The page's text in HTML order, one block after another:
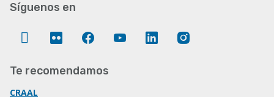
Síguenos en
Twitter Flickr FacebookYouTube LinkedIn
Te recomendamos
CRAAL